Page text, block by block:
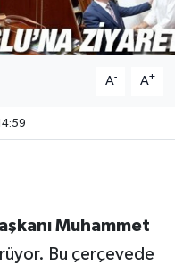
A- A+
Muhammet
Bu çerçevede